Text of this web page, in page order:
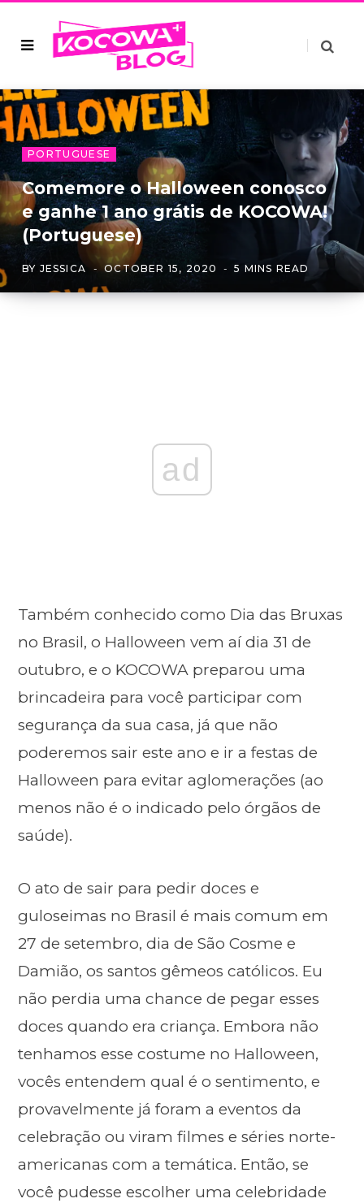
PORTUGUESE
Comemore o Halloween conosco
e ganhe 1 ano grátis de KOCOWA!
(Portuguese)
BY JESSICA OCTOBER 15, 2020 5 MINS READ
ad
Também conhecido como Dia das Bruxas
no Brasil, o Halloween vem aí dia 31 de
outubro, e o KOCOWA preparou uma
brincadeira para você participar com
segurança da sua casa, já que não
poderemos sair este ano e ir a festas de
Halloween para evitar aglomerações (ao
menos não é o indicado pelo órgãos de
saúde).
O ato de sair para pedir doces e
guloseimas no Brasil é mais comum em
27 de setembro, dia de São Cosme e
Damião, os santos gêmeos católicos. Eu
não perdia uma chance de pegar esses
doces quando era criança. Embora não
tenhamos esse costume no Halloween,
vocês entendem qual é o sentimento, e
provavelmente já foram a eventos da
celebração ou viram filmes e séries norte-
americanas com a temática. Então, se
você pudesse escolher uma celebridade